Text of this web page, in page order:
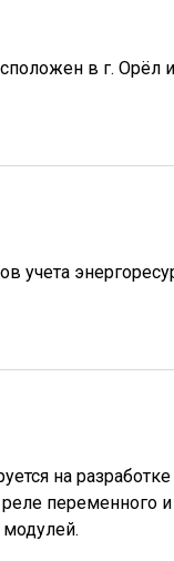
в г. Орёл
учета
на
переменного